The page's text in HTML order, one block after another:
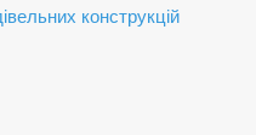
конструкцій